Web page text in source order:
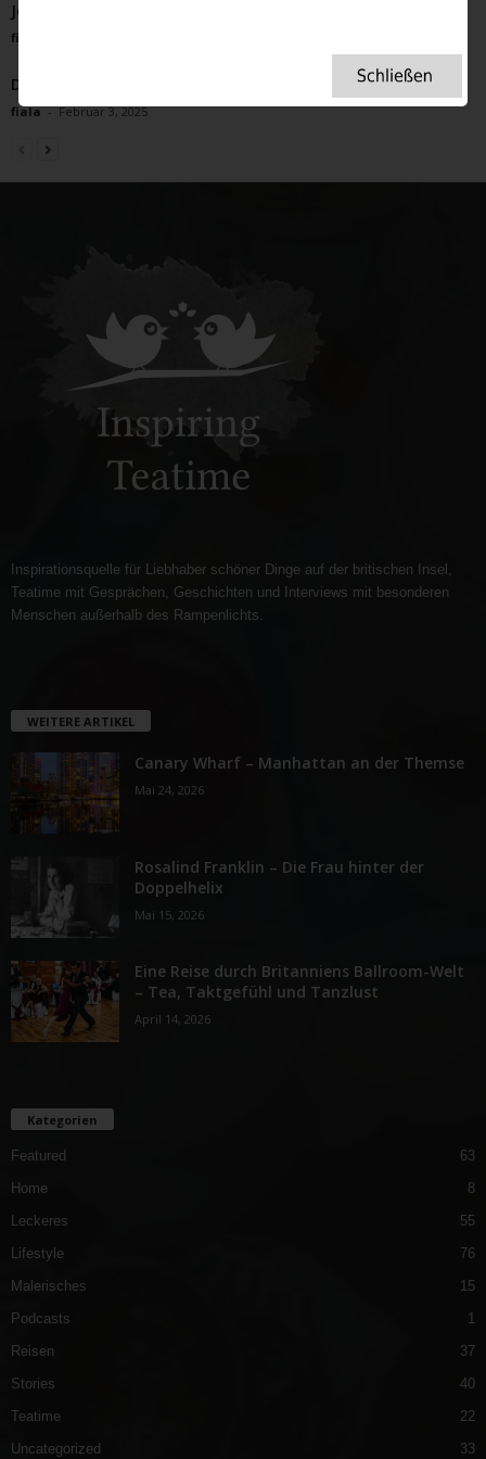
John Betjeman
fiala
Die besten Frühlings-Walking-Touren in Großbritannien
fiala - Februar 3, 2025
Inspirationsquelle für Liebhaber schöner Dinge auf der britischen Insel,
Teatime mit Gesprächen, Geschichten und Interviews mit besonderen
Menschen außerhalb des Rampenlichts.
WEITERE ARTIKEL
Canary Wharf – Manhattan an der Themse
Mai 24, 2026
Rosalind Franklin – Die Frau hinter der
Doppelhelix
Mai 15, 2026
Eine Reise durch Britanniens Ballroom-Welt
– Tea, Taktgefühl und Tanzlust
April 14, 2026
Kategorien
Featured
63
Home
8
Leckeres
55
Lifestyle
76
Malerisches
15
Podcasts
1
Reisen
37
Stories
40
Teatime
22
Uncategorized
33